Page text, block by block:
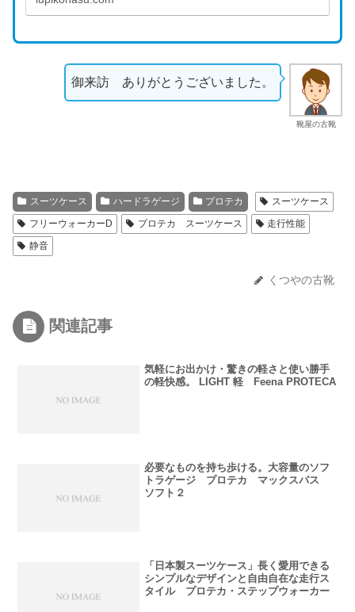
靴屋の古靴
御来訪 ありがとうございました。
スーツケース ハードラゲージ プロテカ
スーツケース
フリーウォーカーD
プロテカ スーツケース
走行性能
静音
くつやの古靴
関連記事
気軽にお出かけ・驚きの軽さと使い勝手
の軽快感。 LIGHT 軽 Feena PROTECA
必要なものを持ち歩ける。大容量のソフ
トラゲージ プロテカ マックスパス
ソフト２
「日本製スーツケース」長く愛用できる
シンプルなデザインと自由自在な走行ス
タイル プロテカ・ステップウォーカー